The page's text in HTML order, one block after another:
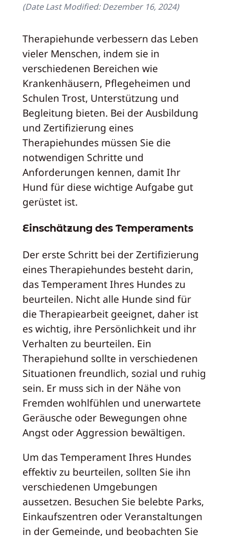
(Date Last Modified:Dezember 16, 2024)
Therapiehunde verbessern das Leben
vieler Menschen, indem sie in
verschiedenen Bereichen wie
Krankenhäusern, Pflegeheimen und
Schulen Trost, Unterstützung und
Begleitung bieten. Bei der Ausbildung
und Zertifizierung eines
Therapiehundes müssen Sie die
notwendigen Schritte und
Anforderungen kennen, damit Ihr
Hund für diese wichtige Aufgabe gut
gerüstet ist.
Einschätzung des Temperaments
Der erste Schritt bei der Zertifizierung
eines Therapiehundes besteht darin,
das Temperament Ihres Hundes zu
beurteilen. Nicht alle Hunde sind für
die Therapiearbeit geeignet, daher ist
es wichtig, ihre Persönlichkeit und ihr
Verhalten zu beurteilen. Ein
Therapiehund sollte in verschiedenen
Situationen freundlich, sozial und ruhig
sein. Er muss sich in der Nähe von
Fremden wohlfühlen und unerwartete
Geräusche oder Bewegungen ohne
Angst oder Aggression bewältigen.
Um das Temperament Ihres Hundes
effektiv zu beurteilen, sollten Sie ihn
verschiedenen Umgebungen
aussetzen. Besuchen Sie belebte Parks,
Einkaufszentren oder Veranstaltungen
in der Gemeinde, und beobachten Sie